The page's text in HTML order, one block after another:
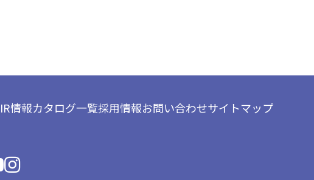
IR情報カタログ一覧採用情報お問い合わせサイトマップ